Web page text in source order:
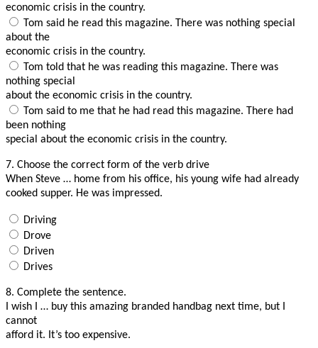
economic crisis in the country.
Tom said he read this magazine. There was nothing special
about the
economic crisis in the country.
Tom told that he was reading this magazine. There was
nothing special
about the economic crisis in the country.
Tom said to me that he had read this magazine. There had
been nothing
special about the economic crisis in the country.
7. Choose the correct form of the verb drive
When Steve … home from his office, his young wife had already
cooked supper. He was impressed.
Driving
Drove
Driven
Drives
8. Complete the sentence.
I wish I … buy this amazing branded handbag next time, but I
cannot
afford it. It’s too expensive.